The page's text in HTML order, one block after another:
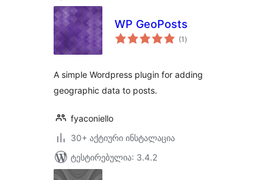
WP GeoPosts
(1 საერთო
რეიტინგი
)
A simple Wordpress plugin for adding
geographic data to posts.
fyaconiello
30+ აქტიური ინსტალაცია
ტესტირებულია: 3.4.2